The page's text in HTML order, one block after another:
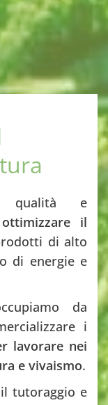
qualità e
ottimizzare il
di alto
di energie e
da
i
lavorare nei
e vivaismo.
tutoraggio e